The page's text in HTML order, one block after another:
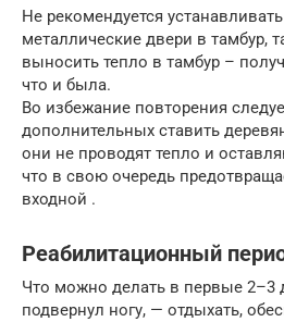
Не рекомендуется
металлические двери в тамбур,
выносить тепло в тамбур –
что и была.
Во избежание повторения
дополнительных ставить
они не проводят тепло и
что в свою очередь
входной .
Реабилитационный
Что можно делать в первые 2–3
подвернул ногу, — отдыхать,